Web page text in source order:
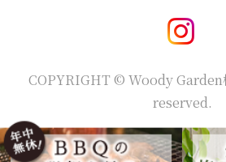
COPYRIGHT © Woody
reserved.